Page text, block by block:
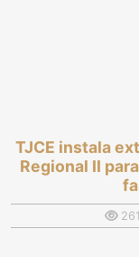
TJCE instala
Regional II